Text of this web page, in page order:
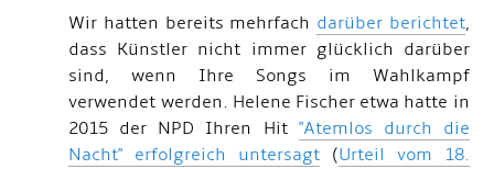
Wir hatten bereits mehrfach darüber berichtet,
dass Künstler nicht immer glücklich darüber
sind, wenn Ihre Songs im Wahlkampf
verwendet werden. Helene Fischer etwa hatte in
2015 der NPD Ihren Hit "Atemlos durch die
Nacht" erfolgreich untersagt (Urteil vom 18.